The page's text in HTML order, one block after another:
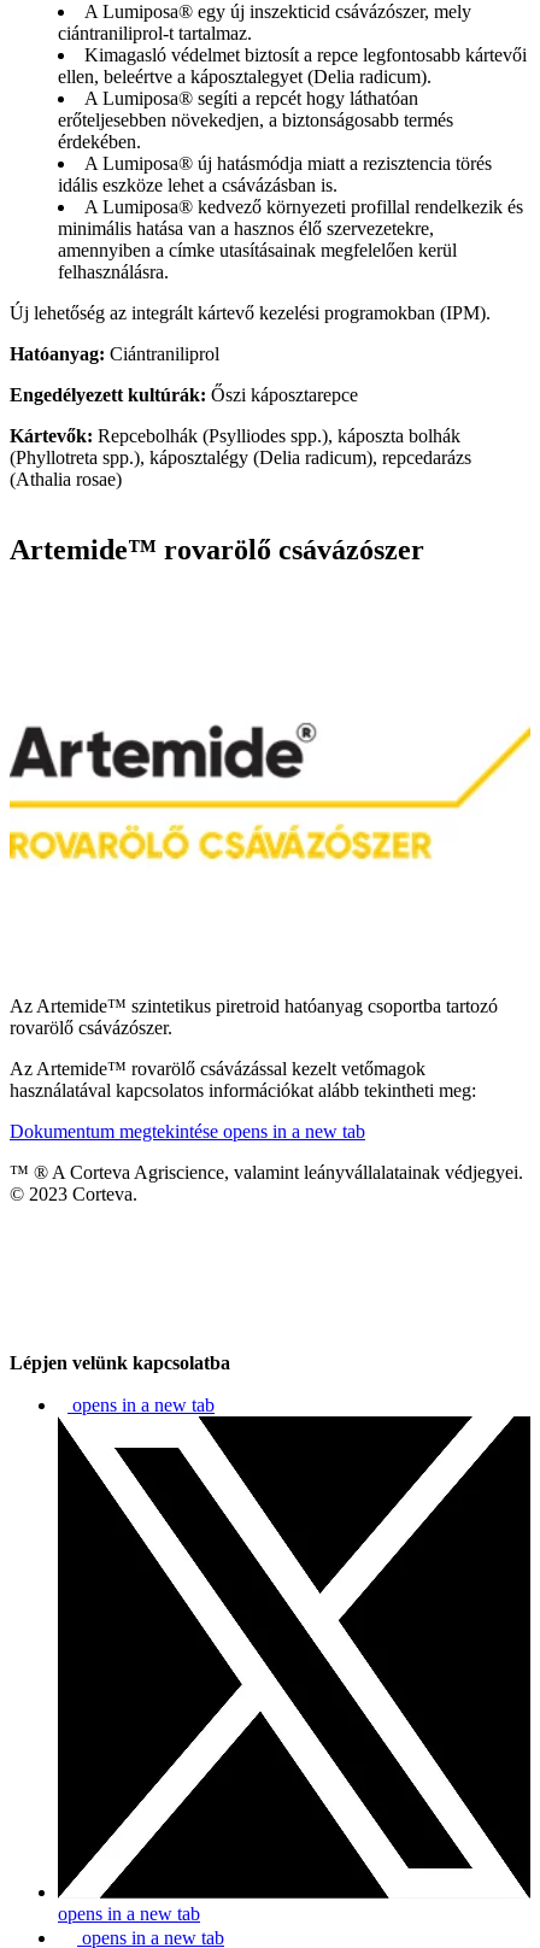
A Lumiposa® egy új inszekticid csávázószer, mely
ciántraniliprol-t tartalmaz.
Kimagasló védelmet biztosít a repce legfontosabb kártevői
ellen, beleértve a káposztalegyet (Delia radicum).
A Lumiposa® segíti a repcét hogy láthatóan
erőteljesebben növekedjen, a biztonságosabb termés
érdekében.
A Lumiposa® új hatásmódja miatt a rezisztencia törés
idális eszköze lehet a csávázásban is.
A Lumiposa® kedvező környezeti profillal rendelkezik és
minimális hatása van a hasznos élő szervezetekre,
amennyiben a címke utasításainak megfelelően kerül
felhasználásra.
Új lehetőség az integrált kártevő kezelési programokban (IPM).
Hatóanyag: Ciántraniliprol
Engedélyezett kultúrák: Őszi káposztarepce
Kártevők: Repcebolhák (Psylliodes spp.), káposzta bolhák
(Phyllotreta spp.), káposztalégy (Delia radicum), repcedarázs
(Athalia rosae)
Artemide™ rovarölő csávázószer
Az Artemide™ szintetikus piretroid hatóanyag csoportba tartozó
rovarölő csávázószer.
Az Artemide™ rovarölő csávázással kezelt vetőmagok
használatával kapcsolatos információkat alább tekintheti meg:
Dokumentum megtekintése opens in a new tab
™ ® A Corteva Agriscience, valamint leányvállalatainak védjegyei.
© 2023 Corteva.
Lépjen velünk kapcsolatba
opens in a new tab
opens in a new tab
opens in a new tab